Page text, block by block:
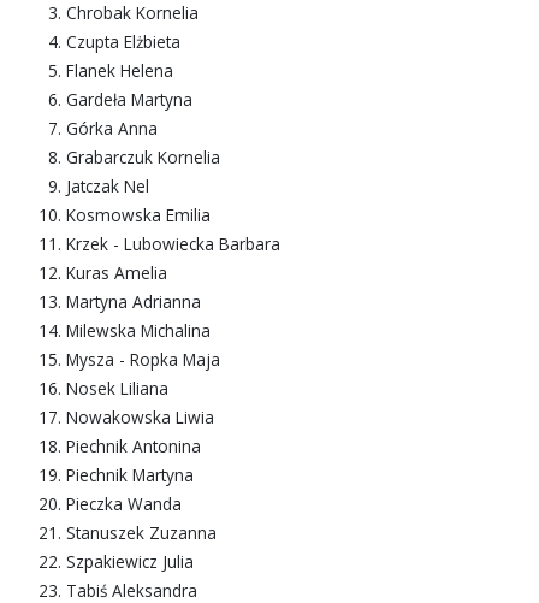
Chrobak Kornelia
Czupta Elżbieta
Flanek Helena
Gardeła Martyna
Górka Anna
Grabarczuk Kornelia
Jatczak Nel
Kosmowska Emilia
Krzek - Lubowiecka Barbara
Kuras Amelia
Martyna Adrianna
Milewska Michalina
Mysza - Ropka Maja
Nosek Liliana
Nowakowska Liwia
Piechnik Antonina
Piechnik Martyna
Pieczka Wanda
Stanuszek Zuzanna
Szpakiewicz Julia
Tabiś Aleksandra